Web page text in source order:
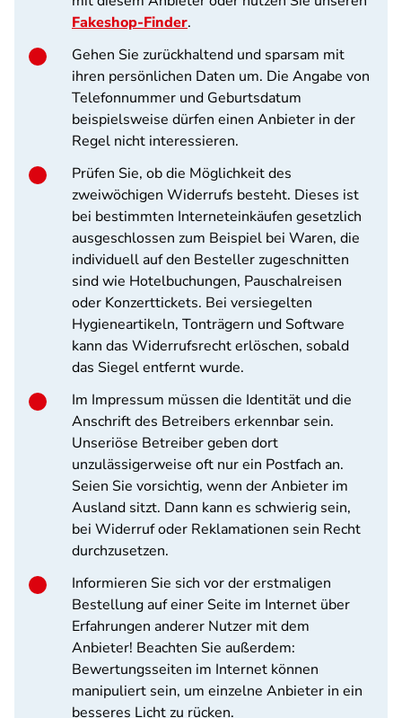
Fakeshop-Finder.
Gehen Sie zurückhaltend und sparsam mit
ihren persönlichen Daten um. Die Angabe von
Telefonnummer und Geburtsdatum
beispielsweise dürfen einen Anbieter in der
Regel nicht interessieren.
Prüfen Sie, ob die Möglichkeit des
zweiwöchigen Widerrufs besteht. Dieses ist
bei bestimmten Interneteinkäufen gesetzlich
ausgeschlossen zum Beispiel bei Waren, die
individuell auf den Besteller zugeschnitten
sind wie Hotelbuchungen, Pauschalreisen
oder Konzerttickets. Bei versiegelten
Hygieneartikeln, Tonträgern und Software
kann das Widerrufsrecht erlöschen, sobald
das Siegel entfernt wurde.
Im Impressum müssen die Identität und die
Anschrift des Betreibers erkennbar sein.
Unseriöse Betreiber geben dort
unzulässigerweise oft nur ein Postfach an.
Seien Sie vorsichtig, wenn der Anbieter im
Ausland sitzt. Dann kann es schwierig sein,
bei Widerruf oder Reklamationen sein Recht
durchzusetzen.
Informieren Sie sich vor der erstmaligen
Bestellung auf einer Seite im Internet über
Erfahrungen anderer Nutzer mit dem
Anbieter! Beachten Sie außerdem:
Bewertungsseiten im Internet können
manipuliert sein, um einzelne Anbieter in ein
besseres Licht zu rücken.